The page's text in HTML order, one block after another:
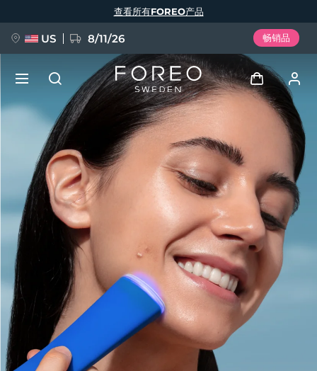
查看所有FOREO产品
US 8/11/26 畅销品
登录
用户信息
我的设备
我的订单
我的地址
我的订阅
新品
FAQ™ Pure Beauty-Tech Elixir
BREAKING NEWS
issa™ Teeth Whitening Set
语言
English Deutsch
Español
Français
Português
Polski
Русский
Türkçe
简体中文 繁體中文
发货国家
美国 预计送达日期